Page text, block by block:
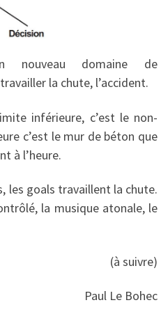
nouveau domaine de
la chute, l’accident.
inférieure, c’est le non-
c’est le mur de béton que
à l’heure.
les goals travaillent la chute.
la musique atonale, le
(à suivre)
Paul Le Bohec